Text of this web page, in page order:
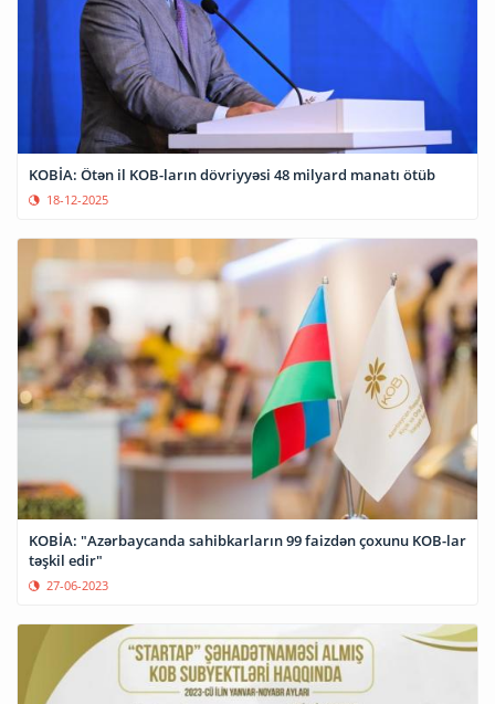
KOBİA: Ötən il KOB-ların dövriyyəsi 48 milyard manatı ötüb
18-12-2025
KOBİA: "Azərbaycanda sahibkarların 99 faizdən çoxunu KOB-lar
təşkil edir"
27-06-2023